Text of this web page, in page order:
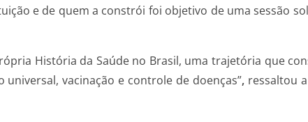
e de quem a constrói foi objetivo de uma sessão
História da Saúde no Brasil, uma trajetória que
vacinação e controle de doenças”, ressaltou